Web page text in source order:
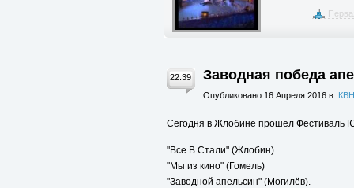
22:39 Заводная победа
Опубликовано 16 Апреля 2016 в:
Сегодня в Жлобине прошел Фестиваль
"Все В Стали" (Жлобин)
"Мы из кино" (Гомель)
"Заводной апельсин" (Могилёв).